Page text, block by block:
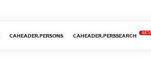
CAHEADER.PERSONS CAHEADER.PERSSEARCH